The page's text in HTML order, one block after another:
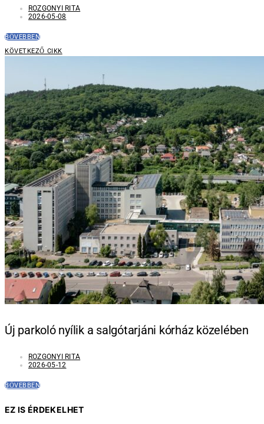
ROZGONYI RITA
2026-05-08
BŐVEBBEN
KÖVETKEZŐ CIKK
Új parkoló nyílik a salgótarjáni kórház közelében
ROZGONYI RITA
2026-05-12
BŐVEBBEN
EZ IS ÉRDEKELHET